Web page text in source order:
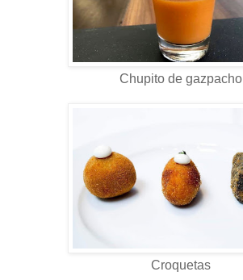
Chupito de gazpacho
Croquetas